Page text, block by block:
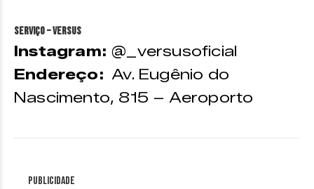
Serviço – Versus
Instagram: @_versusoficial
Endereço: Av. Eugênio do
Nascimento, 815 – Aeroporto
Publicidade